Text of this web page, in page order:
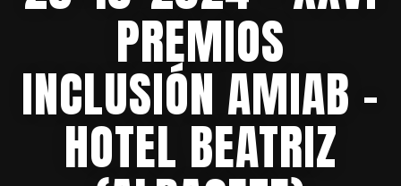
PREMIOS
INCLUSIÓN AMIAB –
HOTEL BEATRIZ